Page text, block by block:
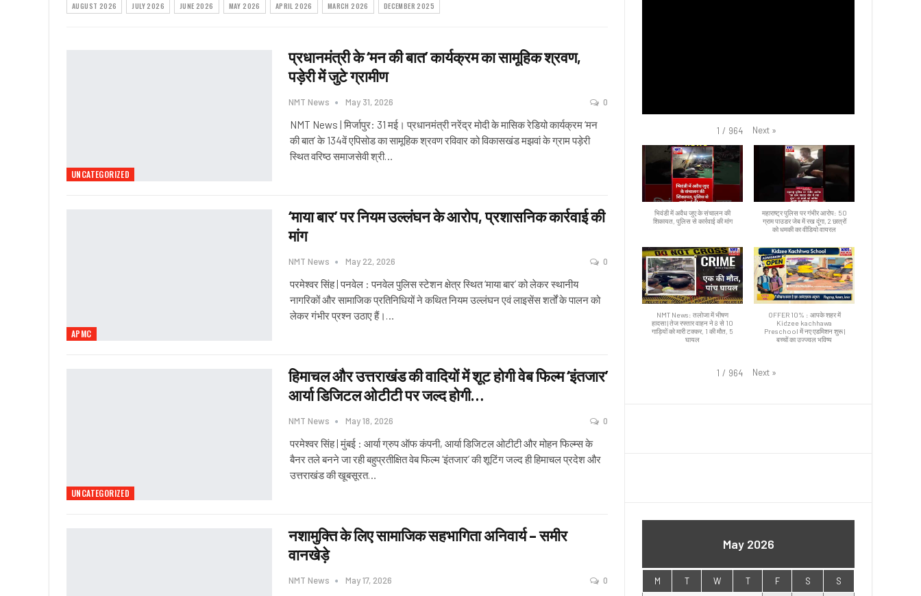
AUGUST 2026 JULY 2026 JUNE 2026 MAY 2026 APRIL 2026 MARCH 2026 DECEMBER 2025
UNCATEGORIZED
प्रधानमंत्री के ‘मन की बात’ कार्यक्रम का सामूहिक श्रवण,
पड़ेरी में जुटे ग्रामीण
NMT News May 31, 2026 0
NMT News | मिर्जापुर: 31 मई। प्रधानमंत्री नरेंद्र मोदी के मासिक रेडियो कार्यक्रम ‘मन
की बात’ के 134वें एपिसोड का सामूहिक श्रवण रविवार को विकासखंड मझवां के ग्राम पड़ेरी
स्थित वरिष्ठ समाजसेवी श्री…
APMC
‘माया बार’ पर नियम उल्लंघन के आरोप, प्रशासनिक कार्रवाई की
मांग
NMT News May 22, 2026 0
परमेश्वर सिंह | पनवेल : पनवेल पुलिस स्टेशन क्षेत्र स्थित ‘माया बार’ को लेकर स्थानीय
नागरिकों और सामाजिक प्रतिनिधियों ने कथित नियम उल्लंघन एवं लाइसेंस शर्तों के पालन को
लेकर गंभीर प्रश्न उठाए हैं। …
UNCATEGORIZED
हिमाचल और उत्तराखंड की वादियों में शूट होगी वेब फिल्म ‘इंतजार’
आर्या डिजिटल ओटीटी पर जल्द होगी…
NMT News May 18, 2026 0
परमेश्वर सिंह | मुंबई : आर्या ग्रुप ऑफ कंपनी, आर्या डिजिटल ओटीटी और मोहन फिल्म्स के
बैनर तले बनने जा रही बहुप्रतीक्षित वेब फिल्म ‘इंतजार’ की शूटिंग जल्द ही हिमाचल प्रदेश और
उत्तराखंड की खूबसूरत…
नशामुक्ति के लिए सामाजिक सहभागिता अनिवार्य – समीर
वानखेड़े
NMT News May 17, 2026 0
1 / 964 Next »
भिवंडी में अवैध जुए के संचालन की
शिकायत, पुलिस से कार्रवाई की मांग
महाराष्ट्र पुलिस पर गंभीर आरोप: 50
ग्राम पाउडर जेब में रख दूंगा, 2 छात्रों
को धमकी का वीडियो वायरल
NMT News: तलोजा में भीषण
हादसा | तेज रफ्तार वाहन ने 8 से 10
गाड़ियों को मारी टक्कर, 1 की मौत, 5
घायल
OFFER 10% : आपके शहर में
Kidzee kachhawa
Preschool में नए एडमिशन शुरू |
बच्चों का उज्ज्वल भविष्य
1 / 964 Next »
May 2026
M T W T F S S